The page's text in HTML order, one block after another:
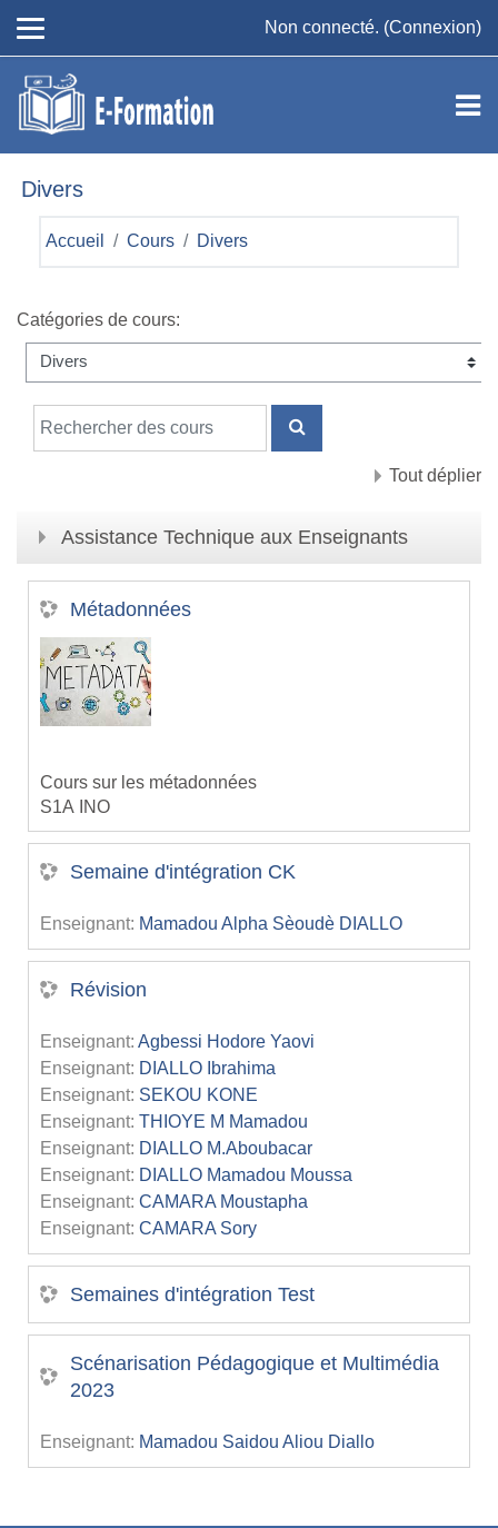
Non connecté. (Connexion)
Divers
Accueil Cours Divers
Catégories de cours:
Rechercher des cours
RECHERCHER DES
Tout déplier
Assistance Technique aux Enseignants
Métadonnées
Cours sur les métadonnées
S1A INO
Semaine d'intégration CK
Enseignant: Mamadou Alpha Sèoudè DIALLO
Révision
Enseignant: Agbessi Hodore Yaovi
Enseignant: DIALLO Ibrahima
Enseignant: SEKOU KONE
Enseignant: THIOYE M Mamadou
Enseignant: DIALLO M.Aboubacar
Enseignant: DIALLO Mamadou Moussa
Enseignant: CAMARA Moustapha
Enseignant: CAMARA Sory
Semaines d'intégration Test
Scénarisation Pédagogique et Multimédia
2023
Enseignant: Mamadou Saidou Aliou Diallo